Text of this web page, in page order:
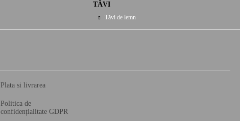
TĂVI
Tăvi de lemn
Plata si livrarea
Politica de
confidențialitate GDPR